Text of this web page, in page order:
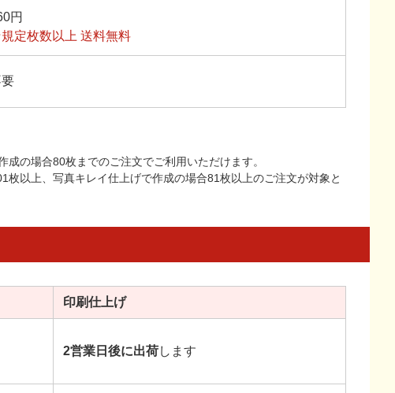
円
定枚数以上 送料無料
の場合80枚までのご注文でご利用いただけます。
以上、写真キレイ仕上げで作成の場合81枚以上のご注文が対象と
印刷仕上げ
2営業日後に出荷します